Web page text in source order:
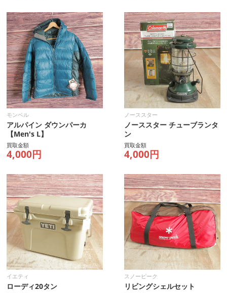
モンベル
アルパイン ダウンパーカ
【Men's L】
買取金額
4,000円
ノーススター
ノーススター チューブランタ
ン
買取金額
4,000円
イエティ
ローディ20タン
スノーピーク
リビングシェルセット